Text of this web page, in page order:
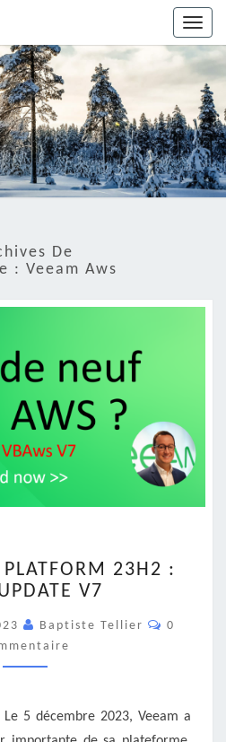
De
: Veeam Aws
DATA
PLATFORM
:
AWS
UPDATE
23H2 :
V7
Baptiste Tellier
0
5 décembre 2023, Veeam a